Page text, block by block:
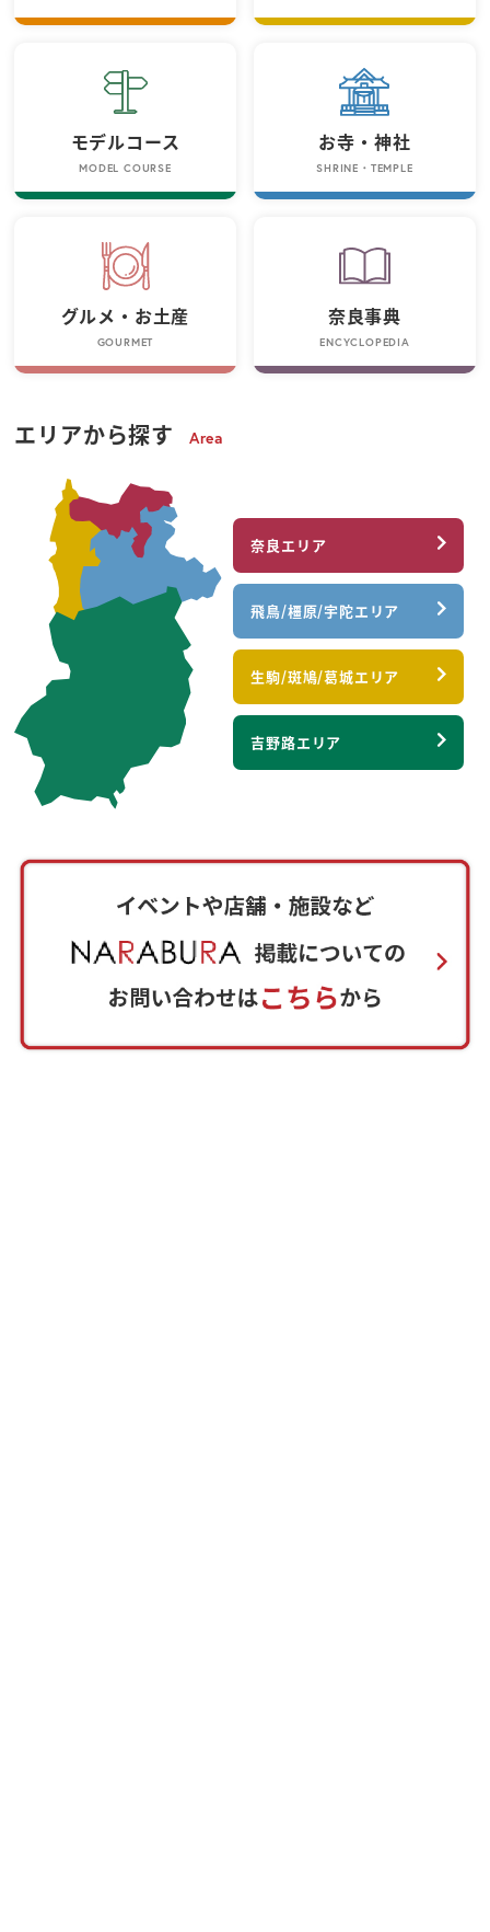
モデルコース
MODEL COURSE
お寺・神社
SHRINE・TEMPLE
グルメ・お土産
GOURMET
奈良事典
ENCYCLOPEDIA
エリアから探す Area
奈良エリア
飛鳥/橿原/宇陀エリア
生駒/斑鳩/葛城エリア
吉野路エリア